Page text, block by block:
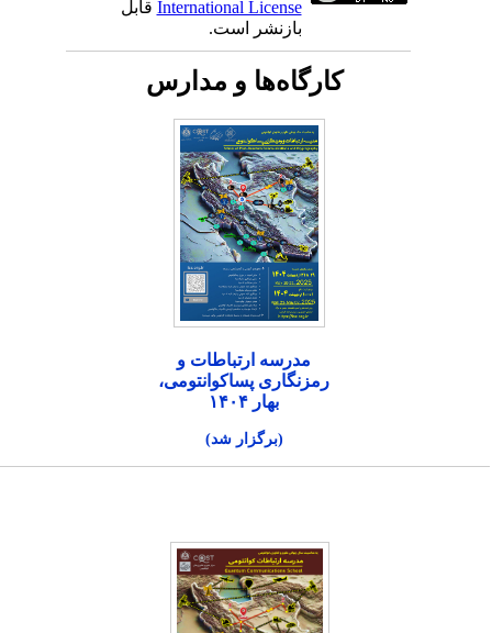
International Licenseقابل
بازنشر است.
کارگاه‌ها و مدارس
مدرسه ارتباطات و
رمزنگاری پساکوانتومی،
بهار ۱۴۰۴
(برگزار شد)